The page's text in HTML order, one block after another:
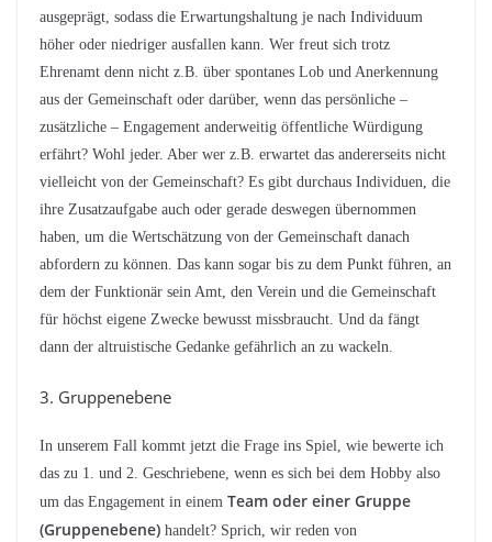
ausgeprägt, sodass die Erwartungshaltung je nach Individuum
höher oder niedriger ausfallen kann. Wer freut sich trotz
Ehrenamt denn nicht z.B. über spontanes Lob und Anerkennung
aus der Gemeinschaft oder darüber, wenn das persönliche –
zusätzliche – Engagement anderweitig öffentliche Würdigung
erfährt? Wohl jeder. Aber wer z.B. erwartet das andererseits nicht
vielleicht von der Gemeinschaft? Es gibt durchaus Individuen, die
ihre Zusatzaufgabe auch oder gerade deswegen übernommen
haben, um die Wertschätzung von der Gemeinschaft danach
abfordern zu können. Das kann sogar bis zu dem Punkt führen, an
dem der Funktionär sein Amt, den Verein und die Gemeinschaft
für höchst eigene Zwecke bewusst missbraucht. Und da fängt
dann der altruistische Gedanke gefährlich an zu wackeln.
3. Gruppenebene
In unserem Fall kommt jetzt die Frage ins Spiel, wie bewerte ich
das zu 1. und 2. Geschriebene, wenn es sich bei dem Hobby also
um das Engagement in einem Team oder einer Gruppe
(Gruppenebene) handelt? Sprich, wir reden von